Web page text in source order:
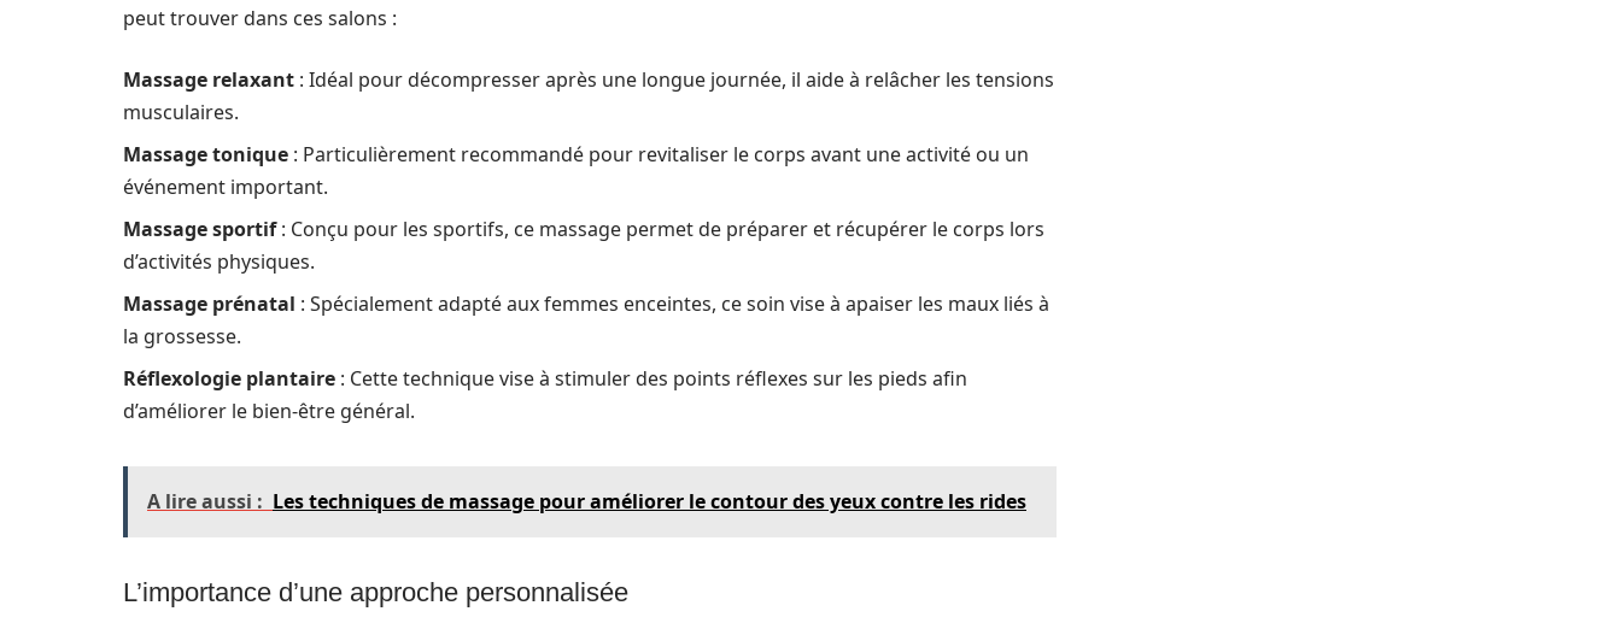
peut trouver dans ces salons :
Massage relaxant : Idéal pour décompresser après une longue journée, il aide à relâcher les tensions
musculaires.
Massage tonique : Particulièrement recommandé pour revitaliser le corps avant une activité ou un
événement important.
Massage sportif: Conçu pour les sportifs, ce massage permet de préparer et récupérer le corps lors
d’activités physiques.
Massage prénatal : Spécialement adapté aux femmes enceintes, ce soin vise à apaiser les maux liés à
la grossesse.
Réflexologie plantaire : Cette technique vise à stimuler des points réflexes sur les pieds afin
d’améliorer le bien-être général.
A lire aussi : Les techniques de massage pour améliorer le contour des yeux contre les rides
L’importance d’une approche personnalisée